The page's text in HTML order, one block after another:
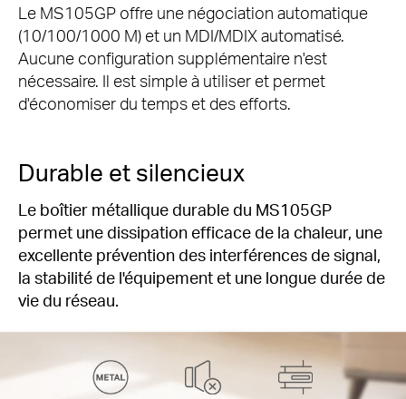
Le MS105GP offre une négociation automatique
(10/100/1000 M) et un MDI/MDIX automatisé.
Aucune configuration supplémentaire n'est
nécessaire. Il est simple à utiliser et permet
d'économiser du temps et des efforts.
Durable et silencieux
Le boîtier métallique durable du MS105GP
permet une dissipation efficace de la chaleur, une
excellente prévention des interférences de signal,
la stabilité de l'équipement et une longue durée de
vie du réseau.